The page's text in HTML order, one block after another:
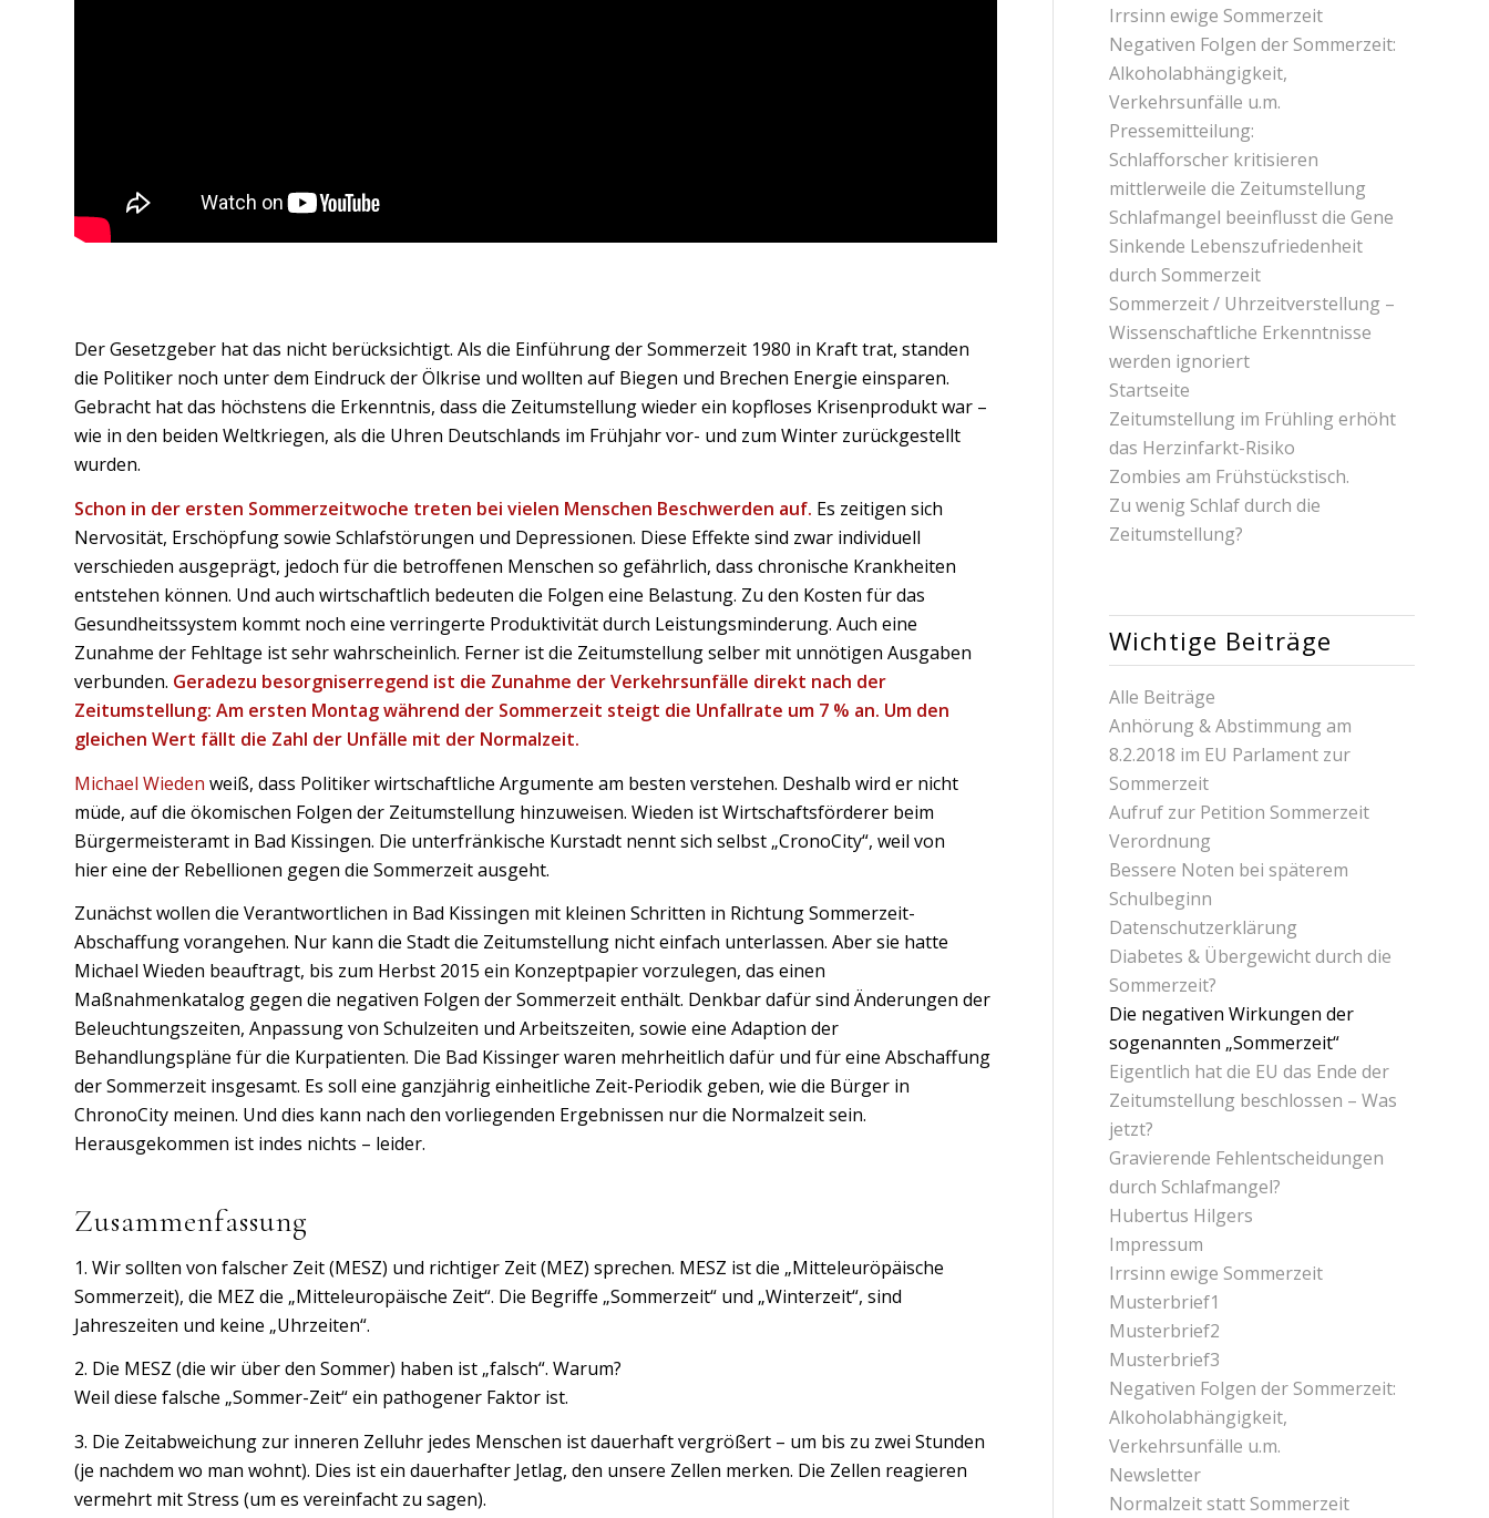
Der Gesetzgeber hat das nicht berücksichtigt. Als die Einführung der Sommerzeit 1980 in Kraft trat, standen
die Politiker noch unter dem Eindruck der Ölkrise und wollten auf Biegen und Brechen Energie einsparen.
Gebracht hat das höchstens die Erkenntnis, dass die Zeitumstellung wieder ein kopfloses Krisenprodukt war –
wie in den beiden Weltkriegen, als die Uhren Deutschlands im Frühjahr vor- und zum Winter zurückgestellt
wurden.
Schon in der ersten Sommerzeitwoche treten bei vielen Menschen Beschwerden auf. Es zeitigen sich
Nervosität, Erschöpfung sowie Schlafstörungen und Depressionen. Diese Effekte sind zwar individuell
verschieden ausgeprägt, jedoch für die betroffenen Menschen so gefährlich, dass chronische Krankheiten
entstehen können. Und auch wirtschaftlich bedeuten die Folgen eine Belastung. Zu den Kosten für das
Gesundheitssystem kommt noch eine verringerte Produktivität durch Leistungsminderung. Auch eine
Zunahme der Fehltage ist sehr wahrscheinlich. Ferner ist die Zeitumstellung selber mit unnötigen Ausgaben
verbunden. Geradezu besorgniserregend ist die Zunahme der Verkehrsunfälle direkt nach der
Zeitumstellung: Am ersten Montag während der Sommerzeit steigt die Unfallrate um 7 % an. Um den
gleichen Wert fällt die Zahl der Unfälle mit der Normalzeit.
Michael Wieden weiß, dass Politiker wirtschaftliche Argumente am besten verstehen. Deshalb wird er nicht
müde, auf die ökomischen Folgen der Zeitumstellung hinzuweisen. Wieden ist Wirtschaftsförderer beim
Bürgermeisteramt in Bad Kissingen. Die unterfränkische Kurstadt nennt sich selbst „CronoCity“, weil von
hier eine der Rebellionen gegen die Sommerzeit ausgeht.
Zunächst wollen die Verantwortlichen in Bad Kissingen mit kleinen Schritten in Richtung Sommerzeit-
Abschaffung vorangehen. Nur kann die Stadt die Zeitumstellung nicht einfach unterlassen. Aber sie hatte
Michael Wieden beauftragt, bis zum Herbst 2015 ein Konzeptpapier vorzulegen, das einen
Maßnahmenkatalog gegen die negativen Folgen der Sommerzeit enthält. Denkbar dafür sind Änderungen der
Beleuchtungszeiten, Anpassung von Schulzeiten und Arbeitszeiten, sowie eine Adaption der
Behandlungspläne für die Kurpatienten. Die Bad Kissinger waren mehrheitlich dafür und für eine Abschaffung
der Sommerzeit insgesamt. Es soll eine ganzjährig einheitliche Zeit-Periodik geben, wie die Bürger in
ChronoCity meinen. Und dies kann nach den vorliegenden Ergebnissen nur die Normalzeit sein.
Herausgekommen ist indes nichts – leider.
Zusammenfassung
1. Wir sollten von falscher Zeit (MESZ) und richtiger Zeit (MEZ) sprechen. MESZ ist die „Mitteleuröpäische
Sommerzeit), die MEZ die „Mitteleuropäische Zeit“. Die Begriffe „Sommerzeit“ und „Winterzeit“, sind
Jahreszeiten und keine „Uhrzeiten“.
2. Die MESZ (die wir über den Sommer) haben ist „falsch“. Warum?
Weil diese falsche „Sommer-Zeit“ ein pathogener Faktor ist.
3. Die Zeitabweichung zur inneren Zelluhr jedes Menschen ist dauerhaft vergrößert – um bis zu zwei Stunden
(je nachdem wo man wohnt). Dies ist ein dauerhafter Jetlag, den unsere Zellen merken. Die Zellen reagieren
vermehrt mit Stress (um es vereinfacht zu sagen).
Irrsinn ewige Sommerzeit
Negativen Folgen der Sommerzeit:
Alkoholabhängigkeit,
Verkehrsunfälle u.m.
Pressemitteilung:
Schlafforscher kritisieren
mittlerweile die Zeitumstellung
Schlafmangel beeinflusst die Gene
Sinkende Lebenszufriedenheit
durch Sommerzeit
Sommerzeit / Uhrzeitverstellung –
Wissenschaftliche Erkenntnisse
werden ignoriert
Startseite
Zeitumstellung im Frühling erhöht
das Herzinfarkt-Risiko
Zombies am Frühstückstisch.
Zu wenig Schlaf durch die
Zeitumstellung?
Wichtige Beiträge
Alle Beiträge
Anhörung & Abstimmung am
8.2.2018 im EU Parlament zur
Sommerzeit
Aufruf zur Petition Sommerzeit
Verordnung
Bessere Noten bei späterem
Schulbeginn
Datenschutzerklärung
Diabetes & Übergewicht durch die
Sommerzeit?
Die negativen Wirkungen der
sogenannten „Sommerzeit“
Eigentlich hat die EU das Ende der
Zeitumstellung beschlossen – Was
jetzt?
Gravierende Fehlentscheidungen
durch Schlafmangel?
Hubertus Hilgers
Impressum
Irrsinn ewige Sommerzeit
Musterbrief1
Musterbrief2
Musterbrief3
Negativen Folgen der Sommerzeit:
Alkoholabhängigkeit,
Verkehrsunfälle u.m.
Newsletter
Normalzeit statt Sommerzeit